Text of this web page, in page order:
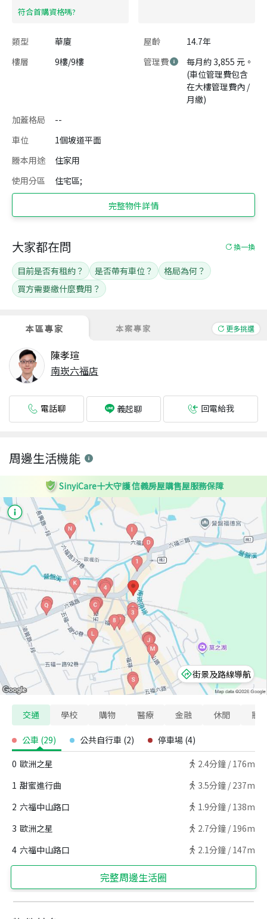
​符合首購資格嗎?
類型 華廈 屋齡
14.7年
樓層
9樓/9樓 管理費
每月約 3,855 元。
(車位管理費包含
在大樓管理費內 /
月繳)
加蓋格局
--
車位
1個坡道平面
謄本用途
住家用
使用分區
住宅區;
完整物件詳情
本區專家 本案專家 更多挑選
陳孝瑄
南崁六福店
電話聊 義起聊 回電給我
大家都在問 換一換
目前是否有租約？ 是否帶有車位？
格局為何？
買方需要繳什麼費用？
周邊生活機能
SinyiCare十大守護 信義房屋購售屋服務保障
街景及路線導航
交通 學校 購物 醫療 金融 休閒 寵
公車 (29) 公共自行車 (2) 停車場 (4)
0 歐洲之星 2.4分鐘 / 176m
1 甜蜜進行曲 3.5分鐘 / 237m
2 六福中山路口 1.9分鐘 / 138m
3 歐洲之星 2.7分鐘 / 196m
4 六福中山路口 2.1分鐘 / 147m
完整周邊生活圈